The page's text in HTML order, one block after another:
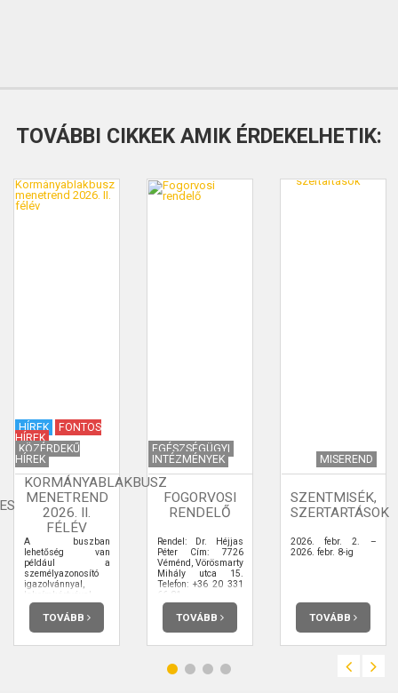
TOVÁBBI CIKKEK AMIK ÉRDEKELHETIK:
HÍREK
FONTOS
HÍREK
KÖZÉRDEKŰ
HÍREK
KORMÁNYABLAKBUSZ
MENETREND
2026. II.
FÉLÉV
A buszban
lehetőség van
például a
személyazonosító
igazolvánnyal,
lakcímkártyával,
útlevéllel, vezetői
engedéllyel
kapcsolatos
ügyfélkapu-
TOVÁBB
EGÉSZSÉGÜGYI
INTÉZMÉNYEK
FOGORVOSI
RENDELŐ
Rendel: Dr. Héjjas
Péter Cím: 7726
Véménd, Vörösmarty
Mihály utca 15.
Telefon: +36 20 331
66 81
TOVÁBB
MISEREND
SZENTMISÉK,
SZERTARTÁSOK
2026. febr. 2. –
2026. febr. 8-ig
TOVÁBB